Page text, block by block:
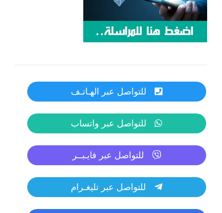
للتواصل عبر الهـاتـف
للتواصل عبر واتساب
للتواصل عبر فايـبــر
للتواصل عبر تليغـرام